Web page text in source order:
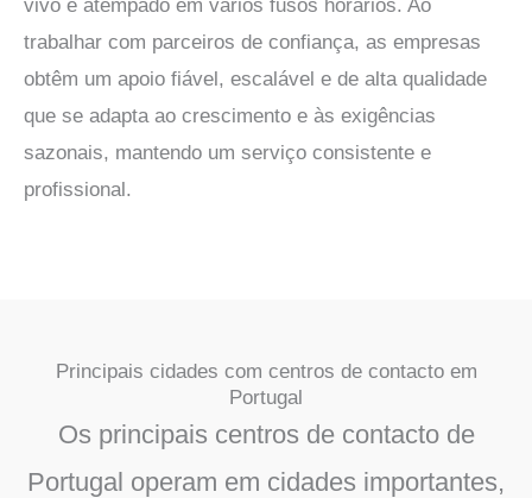
vivo e atempado em vários fusos horários. Ao
trabalhar com parceiros de confiança, as empresas
obtêm um apoio fiável, escalável e de alta qualidade
que se adapta ao crescimento e às exigências
sazonais, mantendo um serviço consistente e
profissional.
Principais cidades com centros de contacto em
Portugal
Os principais centros de contacto de
Portugal operam em cidades importantes,